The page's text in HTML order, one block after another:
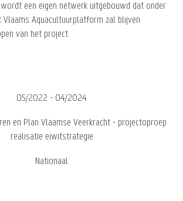
een eigen netwerk uitgebouwd dat onder
Vlaams Aquacultuurplatform zal blijven
van het project.
05/2022 - 04/2024
en Plan Vlaamse Veerkracht - projectoproep
realisatie eiwitstrategie
Nationaal